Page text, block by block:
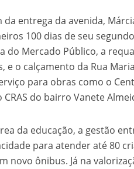
da entrega da avenida,
100 dias de seu
do Mercado Público, a
e o calçamento da Rua
para obras como o
CRAS do bairro Vanete
da educação, a gestão
para atender até 80
novo ônibus. Já na